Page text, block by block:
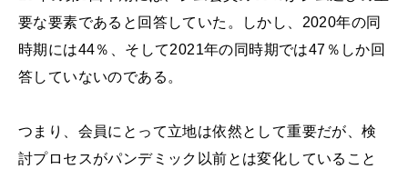
要な要素であると回答していた。しかし、2020年の同
時期には44％、そして2021年の同時期では47％しか回
答していないのである。
つまり、会員にとって立地は依然として重要だが、検
討プロセスがパンデミック以前とは変化していること